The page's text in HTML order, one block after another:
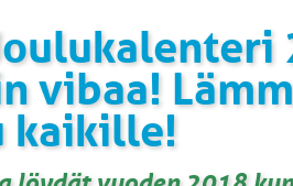
vibaa!
kaikille!